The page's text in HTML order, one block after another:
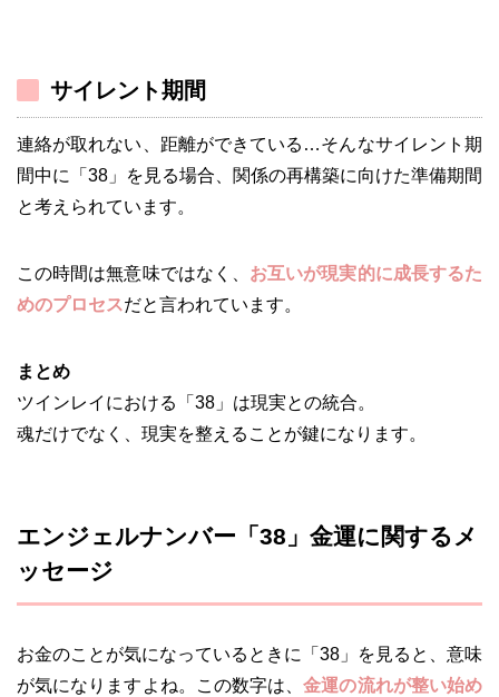
サイレント期間
連絡が取れない、距離ができている…そんなサイレント期
間中に「38」を見る場合、関係の再構築に向けた準備期間
と考えられています。
この時間は無意味ではなく、 お互いが現実的に成長するた
めのプロセスだと言われています。
まとめ
ツインレイにおける「38」は現実との統合。
魂だけでなく、現実を整えることが鍵になります。
エンジェルナンバー「38」金運に関するメ
ッセージ
お金のことが気になっているときに「38」を見ると、意味
が気になりますよね。この数字は、金運の流れが整い始め